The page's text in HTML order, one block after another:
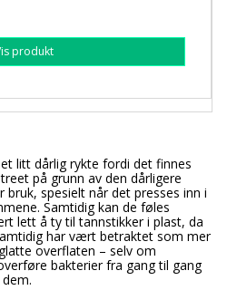
produkt
litt dårlig rykte fordi det finnes
på grunn av den dårligere
spesielt når det presses inn i
Samtidig kan de føles
lett å ty til tannstikker i plast, da
har vært betraktet som mer
overflaten – selv om
bakterier fra gang til gang